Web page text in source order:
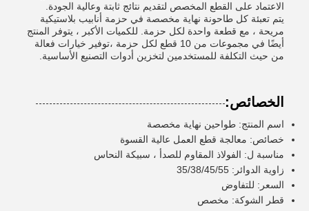
الاعتماد على القطع المخصص لتقديم نتائج ثابتة وعالية الجودة.
يتم تعبئة كل طاحونة نهاية مخصصة في حزمة أنابيب بلاستيكية
مريحة ، مع قطعة واحدة لكل حزمة. للكميات الأكبر ، يتوفر المنتج
أيضًا في مجموعات من 10 قطع لكل حزمة ،توفير خيارات فعالة
من حيث التكلفة للمستخدمين لتخزين أدوات التصنيع الأساسية.
الخصائص:
اسم المنتج: طواحين نهاية مخصصة
خصائص: معالجة قطع العمل عالية القسوة
مناسبة ل: الفولاذ المقاوم للصدأ ، سبيكة النحاس
زاوية الدوائر: 35/38/45/55
السعر: للتفاوض
قطر الشوكة: مخصص